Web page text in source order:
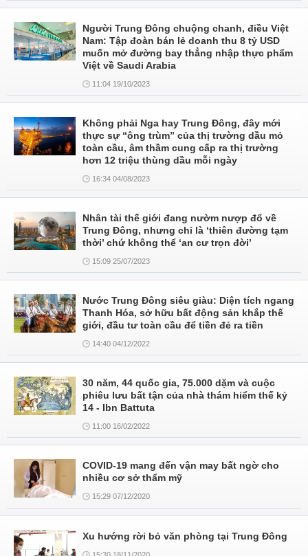
Người Trung Đông chuộng chanh, điều Việt
Nam: Tập đoàn bán lẻ doanh thu 8 tỷ USD
muốn mở đường bay thẳng nhập thực phẩm
Việt về Saudi Arabia
11:04 19/10/2023
Không phải Nga hay Trung Đông, đây mới
thực sự “ông trùm” của thị trường dầu mỏ
toàn cầu, âm thầm cung cấp ra thị trường
hơn 12 triệu thùng dầu mỗi ngày
16:34 04/08/2023
Nhân tài thế giới đang nườm nượp đổ về
Trung Đông, nhưng chỉ là ‘thiên đường tạm
thời’ chứ không thể ‘an cư trọn đời’
15:09 25/07/2023
Nước Trung Đông siêu giàu: Diện tích ngang
Thanh Hóa, sở hữu bất động sản khắp thế
giới, đầu tư toàn cầu để tiền đẻ ra tiền
14:40 04/12/2022
30 năm, 44 quốc gia, 75.000 dặm và cuộc
phiêu lưu bất tận của nhà thám hiểm thế kỷ
14 - Ibn Battuta
11:00 16/02/2022
COVID-19 mang đến vận may bất ngờ cho
nhiều cơ sở thẩm mỹ
15:29 07/12/2020
Xu hướng rời bỏ văn phòng tại Trung Đông